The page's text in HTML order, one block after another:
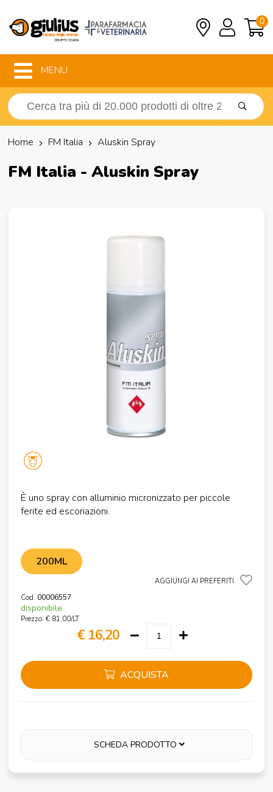
0
MENU
Home FM Italia Aluskin Spray
FM Italia - Aluskin Spray
È uno spray con alluminio micronizzato per piccole
ferite ed escoriazioni.
200ML
AGGIUNGI AI PREFERITI
Cod. 00006557
disponibile
Prezzo: € 81,00/LT
€ 16,20
ACQUISTA
SCHEDA PRODOTTO